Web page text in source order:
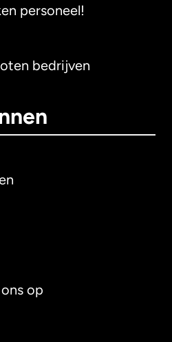
personeel!
bedrijven
op